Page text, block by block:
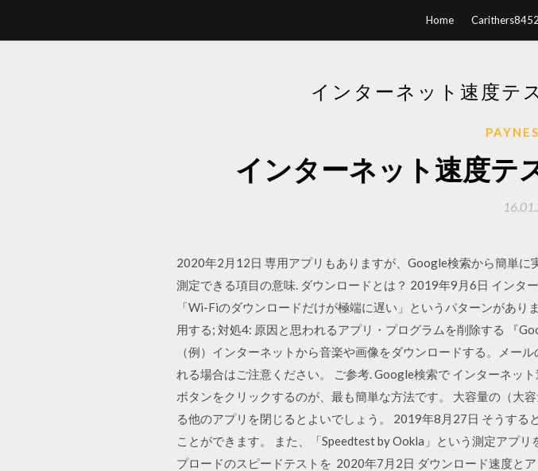
Home Carithers8452
インターネット速度テ
インターネット速度テ
2020年2月12日 専用アプリもありますが、Google検索から簡単
測定できる項目の意味. ダウンロードとは？ 2019年9月6日 インタ
「Wi-Fiのダウンロードだけが極端に遅い」というパターンがあ
用する; 対処4: 原因と思われるアプリ・プログラムを削除する 『
（例）インターネットから音楽や画像をダウンロードする。メー
れる場合はご注意ください。 ご参考. Google検索で インターネッ
ボタンをクリックするのが、最も簡単な方法です。 大容量の（大
る他のアプリを閉じるとよいでしょう。 2019年8月27日 そうす
ことができます。 また、「Speedtest by Ookla」という測定アプ
プロードのスピードテストを 2020年7月2日 ダウンロード速度と